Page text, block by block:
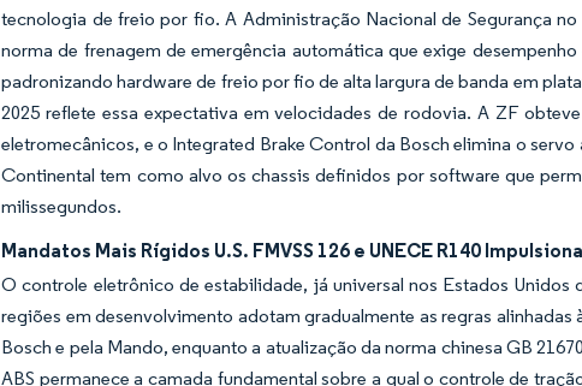
tecnologia de freio por fio. A Administração Nacional de Segurança
norma de frenagem de emergência automática que exige
padronizando hardware de freio por fio de alta largura de banda em
2025 reflete essa expectativa em velocidades de rodovia. A ZF
eletromecânicos, e o Integrated Brake Control da Bosch elimina o
Continental tem como alvo os chassis definidos por software que
milissegundos.
Mandatos Mais Rígidos U.S. FMVSS 126 e UNECE R140
O controle eletrônico de estabilidade, já universal nos Estados
regiões em desenvolvimento adotam gradualmente as regras
Bosch e pela Mando, enquanto a atualização da norma chinesa GB
ABS permanece a camada fundamental sobre a qual o controle de